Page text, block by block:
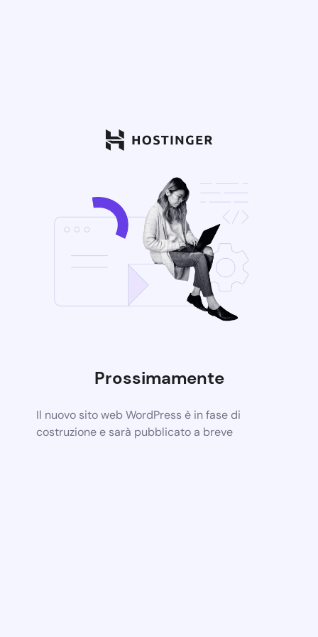
Prossimamente
Il nuovo sito web WordPress è in fase di
costruzione e sarà pubblicato a breve